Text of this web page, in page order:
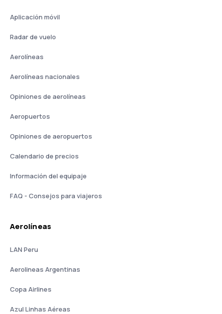
Aplicación móvil
Radar de vuelo
Aerolíneas
Aerolíneas nacionales
Opiniones de aerolíneas
Aeropuertos
Opiniones de aeropuertos
Calendario de precios
Información del equipaje
FAQ - Consejos para viajeros
Aerolíneas
LAN Peru
Aerolineas Argentinas
Copa Airlines
Azul Linhas Aéreas